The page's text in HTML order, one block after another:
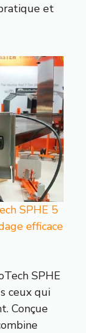
et
SPHE 5
efficace
SPHE
ceux qui
Conçue